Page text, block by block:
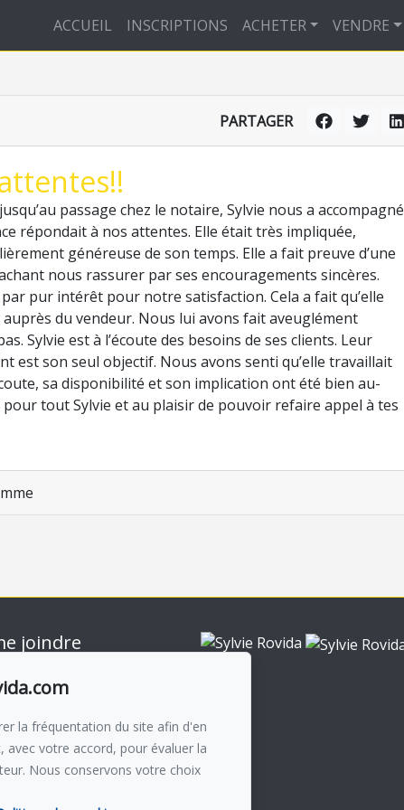
ACCUEIL INSCRIPTIONS ACHETER VENDRE
PARTAGER
passage chez le notaire, Sylvie nous a accompagné
répondait à nos attentes. Elle était très impliquée,
généreuse de son temps. Elle a fait preuve d’une
nous rassurer par ses encouragements sincères.
pur intérêt pour notre satisfaction. Cela a fait qu’elle
du vendeur. Nous lui avons fait aveuglément
Sylvie est à l’écoute des besoins de ses clients. Leur
est son seul objectif. Nous avons senti qu’elle travaillait
sa disponibilité et son implication ont été bien au-
pour tout Sylvie et au plaisir de pouvoir refaire appel à tes
joindre
3850
moi un courriel
la fréquentation du site afin d'en
votre accord, pour évaluer la
Nous conservons votre choix